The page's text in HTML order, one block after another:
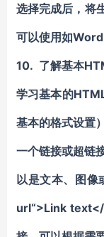
选择完成后，将
可以使用如
10. 了解基本
学习基本的
基本的格式设置
一个链接或超链
以是文本、图像
url“>Link text</